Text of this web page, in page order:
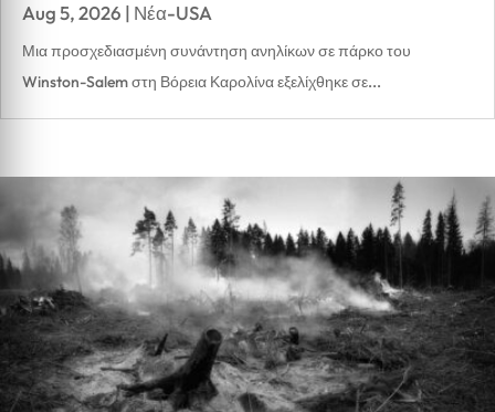
Aug 5, 2026 | Νέα-USA
Μια προσχεδιασμένη συνάντηση ανηλίκων σε πάρκο του
Winston-Salem στη Βόρεια Καρολίνα εξελίχθηκε σε...